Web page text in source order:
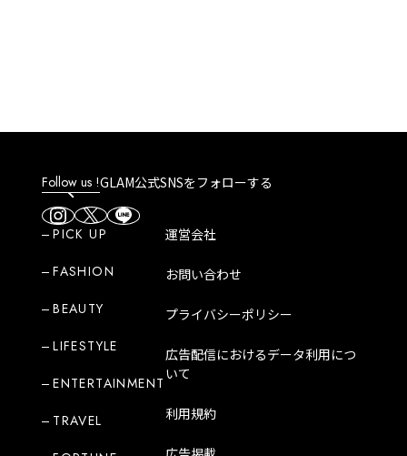
Follow us !GLAM公式SNSをフォローする
PICK UP
FASHION
BEAUTY
LIFESTYLE
ENTERTAINMENT
TRAVEL
運営会社
お問い合わせ
プライバシーポリシー
広告配信におけるデータ利用につ
いて
利用規約